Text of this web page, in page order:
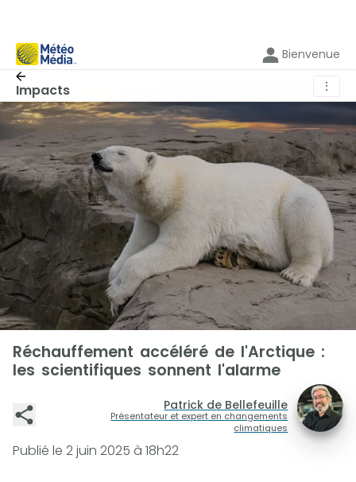
Bienvenue
Impacts ⋮
Réchauffement accéléré de l'Arctique :
les scientifiques sonnent l'alarme
Patrick de Bellefeuille
Présentateur et expert en changements
climatiques
Publié le 2 juin 2025 à 18h22